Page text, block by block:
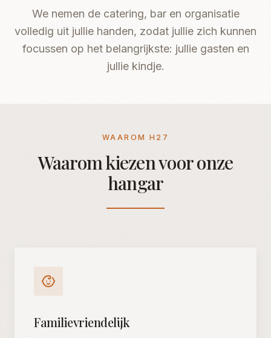
We nemen de catering, bar en organisatie
volledig uit jullie handen, zodat jullie zich kunnen
focussen op het belangrijkste: jullie gasten en
jullie kindje.
WAAROM H27
Waarom kiezen voor onze
hangar
Familievriendelijk
H27.